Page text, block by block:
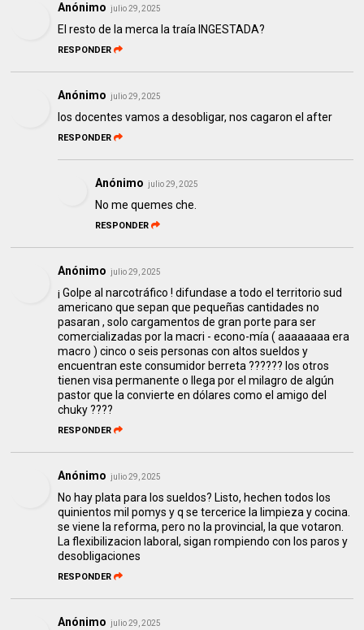
Anónimo julio 29, 2025
El resto de la merca la traía INGESTADA?
RESPONDER
Anónimo julio 29, 2025
los docentes vamos a desobligar, nos cagaron el after
RESPONDER
Anónimo julio 29, 2025
No me quemes che.
RESPONDER
Anónimo julio 29, 2025
¡ Golpe al narcotráfico ! difundase a todo el territorio sud
americano que sepan que pequeñas cantidades no
pasaran , solo cargamentos de gran porte para ser
comercializadas por la macri - econo-mía ( aaaaaaaa era
macro ) cinco o seis personas con altos sueldos y
encuentran este consumidor berreta ?????? los otros
tienen visa permanente o llega por el milagro de algún
pastor que la convierte en dólares como el amigo del
chuky ????
RESPONDER
Anónimo julio 29, 2025
No hay plata para los sueldos? Listo, hechen todos los
quinientos mil pomys y q se tercerice la limpieza y cocina.
se viene la reforma, pero no la provincial, la que votaron.
La flexibilizacion laboral, sigan rompiendo con los paros y
desobligaciones
RESPONDER
Anónimo julio 29, 2025